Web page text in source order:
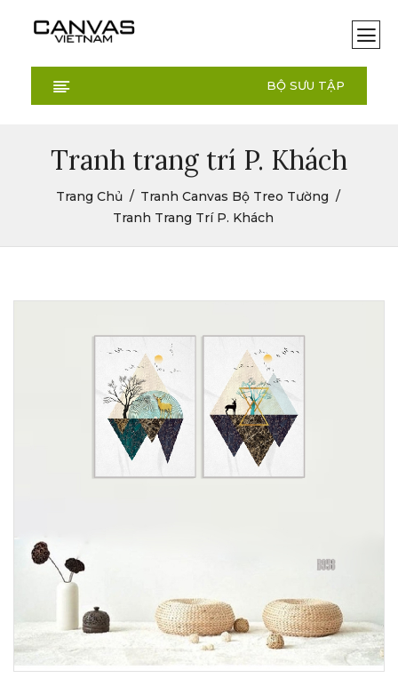
BỘ SƯU TẬP
Tranh trang trí P. Khách
Trang Chủ
Tranh Canvas Bộ Treo Tường
Tranh Trang Trí P. Khách